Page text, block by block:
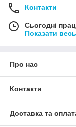
Контакти
Сьогодні
Показати
Про нас
Контакти
Доставка та